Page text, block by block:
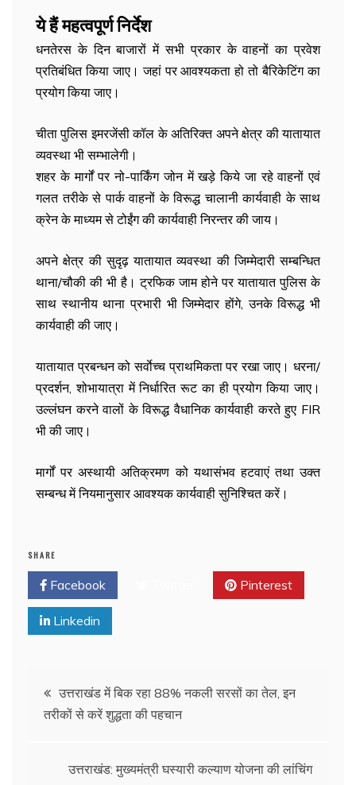
ये हैं महत्वपूर्ण निर्देश
धनतेरस के दिन बाजारों में सभी प्रकार के वाहनों का प्रवेश
प्रतिबंधित किया जाए। जहां पर आवश्यकता हो तो बैरिकेटिंग का
प्रयोग किया जाए।
चीता पुलिस इमरजेंसी कॉल के अतिरिक्त अपने क्षेत्र की यातायात
व्यवस्था भी सम्भालेगी।
शहर के मार्गों पर नो-पार्किंग जोन में खड़े किये जा रहे वाहनों एवं
गलत तरीके से पार्क वाहनों के विरूद्ध चालानी कार्यवाही के साथ
क्रेन के माध्यम से टोईंग की कार्यवाही निरन्तर की जाय।
अपने क्षेत्र की सुदृढ़ यातायात व्यवस्था की जिम्मेदारी सम्बन्धित
थाना/चौकी की भी है। ट्रफिक जाम होने पर यातायात पुलिस के
साथ स्थानीय थाना प्रभारी भी जिम्मेदार होंगे, उनके विरूद्ध भी
कार्यवाही की जाए।
यातायात प्रबन्धन को सर्वाेच्च प्राथमिकता पर रखा जाए। धरना/
प्रदर्शन, शोभायात्रा में निर्धारित रूट का ही प्रयोग किया जाए।
उल्लंघन करने वालों के विरूद्ध वैधानिक कार्यवाही करते हुए FIR
भी की जाए।
मार्गों पर अस्थायी अतिक्रमण को यथासंभव हटवाएं तथा उक्त
सम्बन्ध में नियमानुसार आवश्यक कार्यवाही सुनिश्चित करें।
SHARE
Facebook Pinterest
Linkedin
उत्तराखंड में बिक रहा 88% नकली सरसों का तेल, इन
तरीकों से करें शुद्धता की पहचान
उत्तराखंड: मुख्यमंत्री घस्यारी कल्याण योजना की लांचिंग